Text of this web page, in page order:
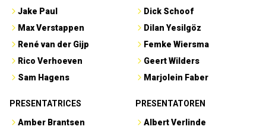
Jake Paul
Max Verstappen
René van der Gijp
Rico Verhoeven
Sam Hagens
Dick Schoof
Dilan Yesilgöz
Femke Wiersma
Geert Wilders
Marjolein Faber
PRESENTATRICES
Amber Brantsen
PRESENTATOREN
Albert Verlinde